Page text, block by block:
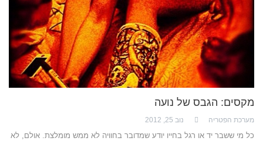
מקסים: הגבס של נועה
מערכת הפטריה נוב 25, 2012
כל מי ששבר יד או רגל בחייו יודע שמדובר בחוויה לא ממש מומלצת. אולם, לא